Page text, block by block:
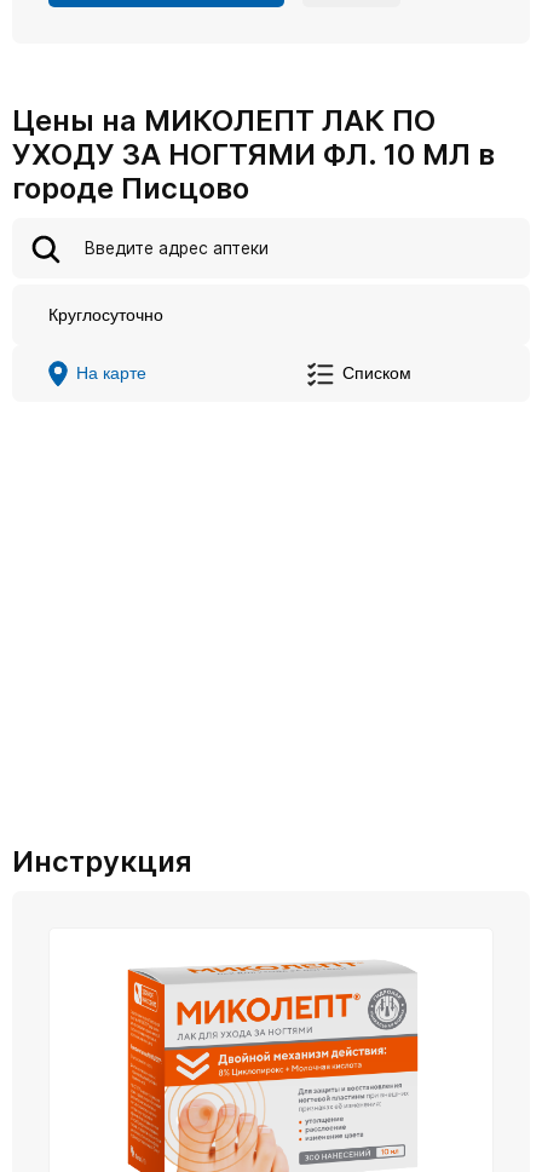
Цены на МИКОЛЕПТ ЛАК ПО
УХОДУ ЗА НОГТЯМИ ФЛ. 10 МЛ в
городе Писцово
Круглосуточно
На карте Списком
Инструкция